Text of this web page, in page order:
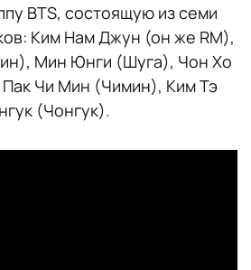
BTS, состоящую из семи
Ким Нам Джун (он же RM),
Мин Юнги (Шуга), Чон Хо
Чи Мин (Чимин), Ким Тэ
(Чонгук).